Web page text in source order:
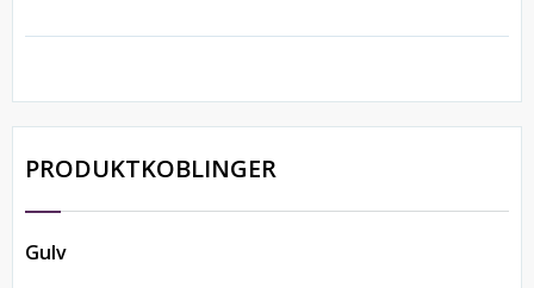
PRODUKTKOBLINGER
Gulv